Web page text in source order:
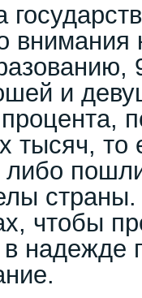
и
тысяч, то
либо
чтобы
надежде